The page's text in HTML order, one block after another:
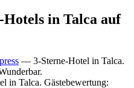
Hotels in Talca auf
— 3-Sterne-Hotel in Talca.
in Talca. Gästebewertung: